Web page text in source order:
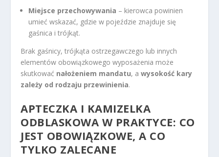
Miejsce przechowywania – kierowca powinien
umieć wskazać, gdzie w pojeździe znajduje się
gaśnica i trójkąt.
Brak gaśnicy, trójkąta ostrzegawczego lub innych
elementów obowiązkowego wyposażenia może
skutkować nałożeniem mandatu, awysokość kary
zależy od rodzaju przewinienia.
APTECZKA I KAMIZELKA
ODBLASKOWA W PRAKTYCE: CO
JEST OBOWIĄZKOWE, A CO
TYLKO ZALECANE